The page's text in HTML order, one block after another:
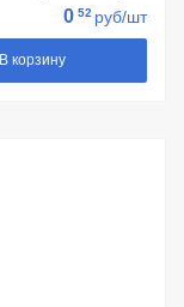
0 52 руб/шт
В корзину